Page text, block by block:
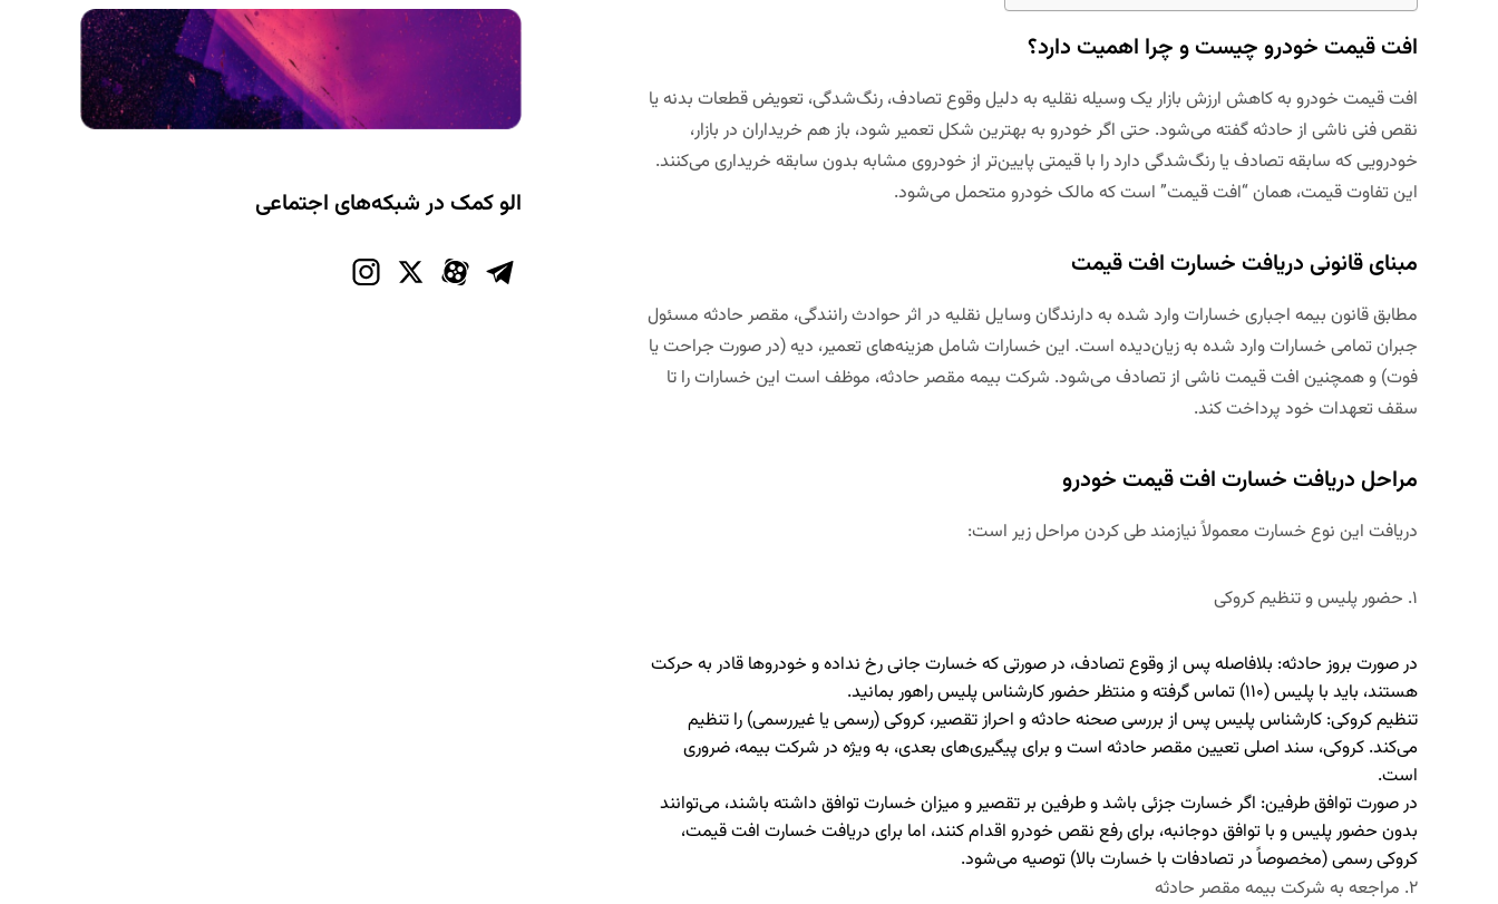
افت قیمت خودرو چیست و چرا اهمیت دارد؟
افت قیمت خودرو به کاهش ارزش بازار یک وسیله نقلیه به دلیل وقوع تصادف، رنگ‌شدگی، تعویض قطعات بدنه یا
نقص فنی ناشی از حادثه گفته می‌شود. حتی اگر خودرو به بهترین شکل تعمیر شود، باز هم خریداران در بازار،
خودرویی که سابقه تصادف یا رنگ‌شدگی دارد را با قیمتی پایین‌تر از خودروی مشابه بدون سابقه خریداری می‌کنند.
این تفاوت قیمت، همان “افت قیمت” است که مالک خودرو متحمل می‌شود.
مبنای قانونی دریافت خسارت افت قیمت
مطابق قانون بیمه اجباری خسارات وارد شده به دارندگان وسایل نقلیه در اثر حوادث رانندگی، مقصر حادثه مسئول
جبران تمامی خسارات وارد شده به زیان‌دیده است. این خسارات شامل هزینه‌های تعمیر، دیه (در صورت جراحت یا
فوت) و همچنین افت قیمت ناشی از تصادف می‌شود. شرکت بیمه مقصر حادثه، موظف است این خسارات را تا
سقف تعهدات خود پرداخت کند.
مراحل دریافت خسارت افت قیمت خودرو
دریافت این نوع خسارت معمولاً نیازمند طی کردن مراحل زیر است:
۱. حضور پلیس و تنظیم کروکی
در صورت بروز حادثه: بلافاصله پس از وقوع تصادف، در صورتی که خسارت جانی رخ نداده و خودروها قادر به حرکت
هستند، باید با پلیس (۱۱۰) تماس گرفته و منتظر حضور کارشناس پلیس راهور بمانید.
تنظیم کروکی: کارشناس پلیس پس از بررسی صحنه حادثه و احراز تقصیر، کروکی (رسمی یا غیررسمی) را تنظیم
می‌کند. کروکی، سند اصلی تعیین مقصر حادثه است و برای پیگیری‌های بعدی، به ویژه در شرکت بیمه، ضروری
است.
در صورت توافق طرفین: اگر خسارت جزئی باشد و طرفین بر تقصیر و میزان خسارت توافق داشته باشند، می‌توانند
بدون حضور پلیس و با توافق دوجانبه، برای رفع نقص خودرو اقدام کنند، اما برای دریافت خسارت افت قیمت،
کروکی رسمی (مخصوصاً در تصادفات با خسارت بالا) توصیه می‌شود.
۲. مراجعه به شرکت بیمه مقصر حادثه
الو کمک در شبکه‌های اجتماعی